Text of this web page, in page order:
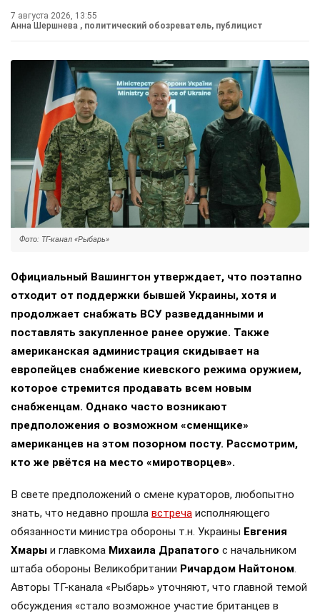
7 августа 2026, 13:55
Анна Шершнева , политический обозреватель, публицист
Фото: ТГ-канал «Рыбарь»
Официальный Вашингтон утверждает, что поэтапно
отходит от поддержки бывшей Украины, хотя и
продолжает снабжать ВСУ разведданными и
поставлять закупленное ранее оружие. Также
американская администрация скидывает на
европейцев снабжение киевского режима оружием,
которое стремится продавать всем новым
снабженцам. Однако часто возникают
предположения о возможном «сменщике»
американцев на этом позорном посту. Рассмотрим,
кто же рвётся на место «миротворцев».
В свете предположений о смене кураторов, любопытно
знать, что недавно прошла встреча исполняющего
обязанности министра обороны т.н. Украины Евгения
Хмары и главкома Михаила Драпатого с начальником
штаба обороны Великобритании Ричардом Найтоном
Авторы ТГ-канала «Рыбарь» уточняют, что главной темой
обсуждения «стало возможное участие британцев в